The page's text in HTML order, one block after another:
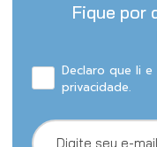
Fique por
Declaro que li
privacidade.